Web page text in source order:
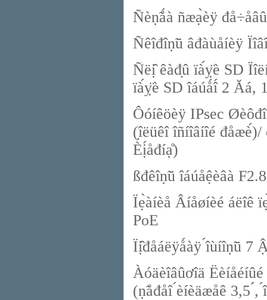
Ñèṇ̃ǻà ñæạ̀èÿ
Ñêîđîṇ̃ü âđàùåíèÿ
Ñëị̂ êàđ̣û ïà́ỵ̈è SD
ïà́ỵ̈è SD îáúǻî́ 2 Ăá,
Ôóíêöèÿ IPsec
(̣îëüêî îñíîâíîé đåæè́)/
Èị́åđíạ̊)
ßđêîṇ̃ü îáúåệèâà F2.8
Ïẹ̀àíèå Âíåøíèé áëîê
PoE
Ïị̂đåáëÿǻàÿ ́îùíîṇ̃ü 7
Àóäèîâûơîä
(ṇ̃åđåî ́èíèäæåê 3,5 ́́,